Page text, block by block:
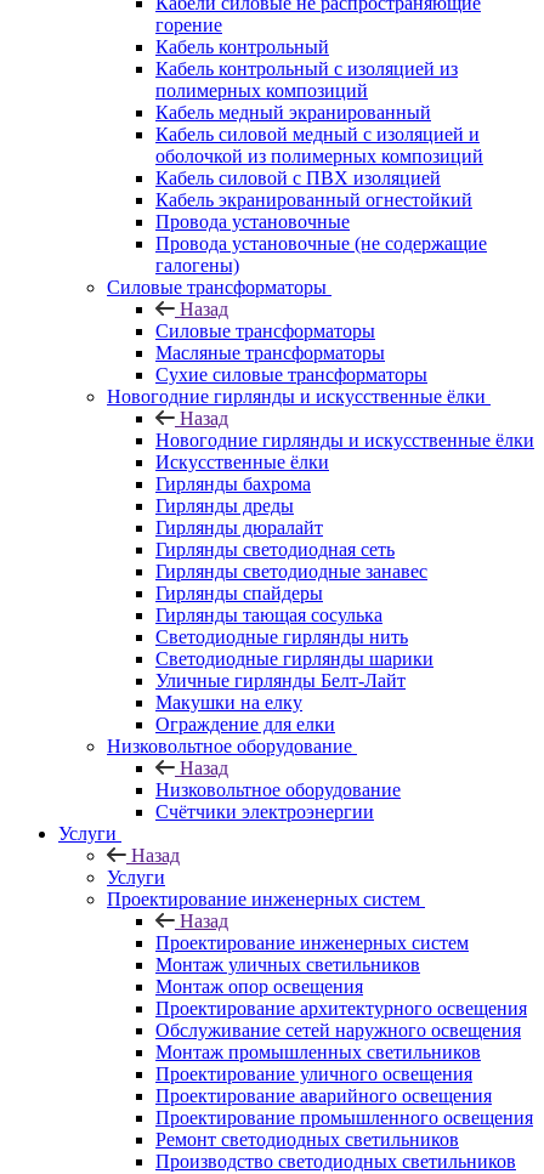
горение
Кабель контрольный
Кабель контрольный с изоляцией из
полимерных композиций
Кабель медный экранированный
Кабель силовой медный с изоляцией и
оболочкой из полимерных композиций
Кабель силовой с ПВХ изоляцией
Кабель экранированный огнестойкий
Провода установочные
Провода установочные (не содержащие
галогены)
Силовые трансформаторы
Назад
Силовые трансформаторы
Масляные трансформаторы
Сухие силовые трансформаторы
Новогодние гирлянды и искусственные ёлки
Назад
Новогодние гирлянды и искусственные ёлки
Искусственные ёлки
Гирлянды бахрома
Гирлянды дреды
Гирлянды дюралайт
Гирлянды светодиодная сеть
Гирлянды светодиодные занавес
Гирлянды спайдеры
Гирлянды тающая сосулька
Светодиодные гирлянды нить
Светодиодные гирлянды шарики
Уличные гирлянды Белт-Лайт
Макушки на елку
Ограждение для елки
Низковольтное оборудование
Назад
Низковольтное оборудование
Счётчики электроэнергии
Услуги
Назад
Услуги
Проектирование инженерных систем
Назад
Проектирование инженерных систем
Монтаж уличных светильников
Монтаж опор освещения
Проектирование архитектурного освещения
Обслуживание сетей наружного освещения
Монтаж промышленных светильников
Проектирование уличного освещения
Проектирование аварийного освещения
Проектирование промышленного освещения
Ремонт светодиодных светильников
Производство светодиодных светильников